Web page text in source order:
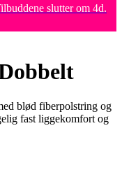
slutter om 4d.
blød fiberpolstring og
fast liggekomfort og